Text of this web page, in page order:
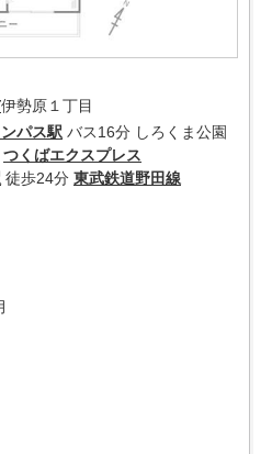
伊勢原１丁目
パス駅 バス16分 しろくま公園
つくばエクスプレス
徒歩24分 東武鉄道野田線